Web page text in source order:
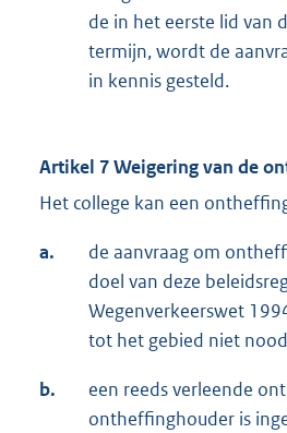
de in het eerste lid van
termijn, wordt de
in kennis gesteld.
Artikel 7 Weigering van de
Het college kan een
a.
de aanvraag om
doel van deze
Wegenverkeerswet
tot het gebied niet
b.
een reeds verleende
ontheffinghouder is